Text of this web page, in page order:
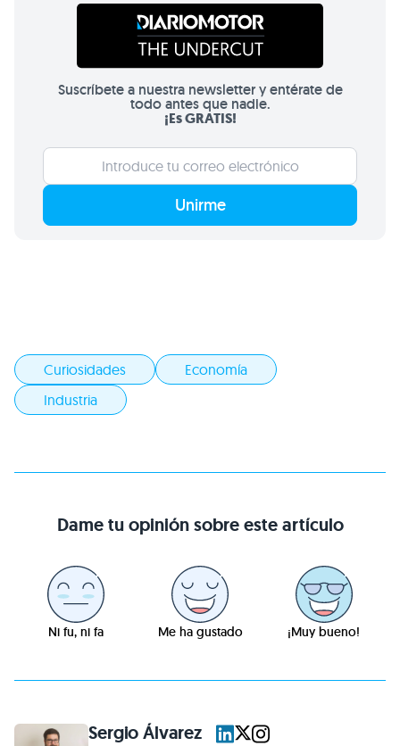
Suscríbete a nuestra newsletter y entérate de
todo antes que nadie.
¡Es GRATIS!
Unirme
Curiosidades
Economía
Industria
Dame tu opinión sobre este artículo
Ni fu, ni fa Me ha gustado ¡Muy bueno!
Sergio Álvarez